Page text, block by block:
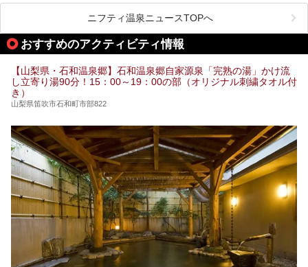
も、これからの季節に嬉しい、じんわりと体の芯まで温ま
る“ぬる湯”が豊富なのも魅力。今回は、湯質も抜群で心ゆく
までリラックスできる山梨のお得な日帰り温泉を、実際体験
した感想と共に紹介します。
※ぬる湯とは35℃～39℃程度の体温に近いぬるめ温泉のこ
ニフティ温泉ニュースTOPへ
おすすめのアクティビティ情報
【山梨県・石和温泉郷】石和温泉郷自家源泉「完熟の湯」かけ流
し立寄り湯90分！15：00～19：00の部（オリジナル刺繍タオル付
き）
山梨県笛吹市石和町市部822